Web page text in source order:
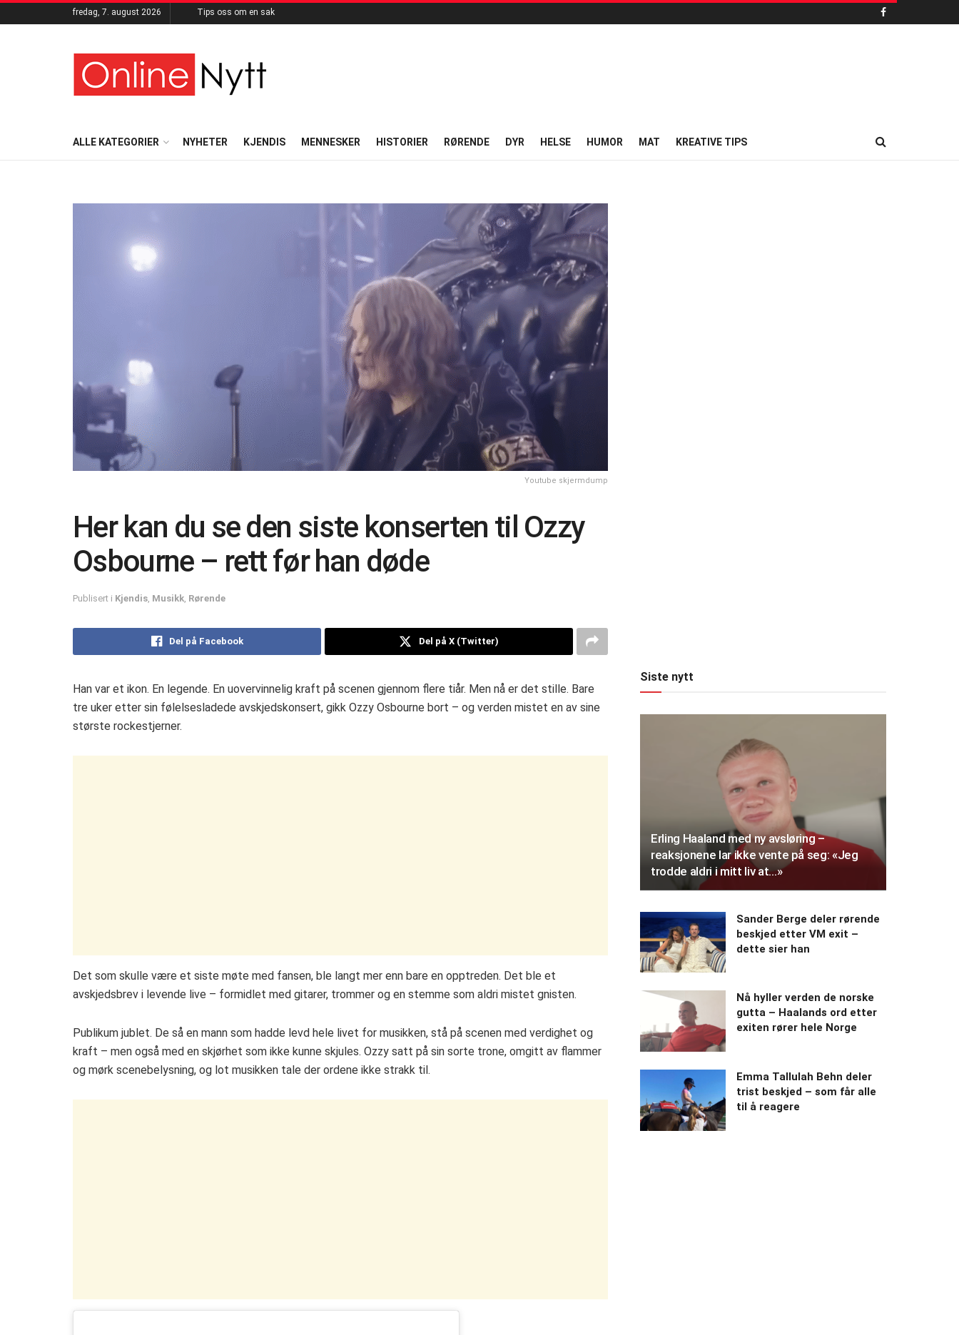
fredag, 7. august 2026 Tips oss om en sak
ALLE KATEGORIER NYHETER KJENDIS MENNESKER HISTORIER RØRENDE DYR HELSE HUMOR MAT KREATIVE TIPS
Youtube skjermdump
Her kan du se den siste konserten til Ozzy
Osbourne – rett før han døde
Publisert i Kjendis Musikk Rørende
Del på Facebook Del på X (Twitter)
Han var et ikon. En legende. En uovervinnelig kraft på scenen gjennom flere tiår. Men nå er det stille. Bare
tre uker etter sin følelsesladede avskjedskonsert, gikk Ozzy Osbourne bort – og verden mistet en av sine
største rockestjerner.
Det som skulle være et siste møte med fansen, ble langt mer enn bare en opptreden. Det ble et
avskjedsbrev i levende live – formidlet med gitarer, trommer og en stemme som aldri mistet gnisten.
Publikum jublet. De så en mann som hadde levd hele livet for musikken, stå på scenen med verdighet og
kraft – men også med en skjørhet som ikke kunne skjules. Ozzy satt på sin sorte trone, omgitt av flammer
og mørk scenebelysning, og lot musikken tale der ordene ikke strakk til.
Siste nytt
Erling Haaland med ny avsløring –
reaksjonene lar ikke vente på seg: «Jeg
trodde aldri i mitt liv at…»
Sander Berge deler rørende
beskjed etter VM exit –
dette sier han
Nå hyller verden de norske
gutta – Haalands ord etter
exiten rører hele Norge
Emma Tallulah Behn deler
trist beskjed – som får alle
til å reagere